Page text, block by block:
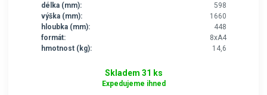
délka (mm):
598
výška (mm):
1660
hloubka (mm):
448
formát:
8xA4
hmotnost (kg):
14,6
Skladem 31 ks
Expedujeme ihned